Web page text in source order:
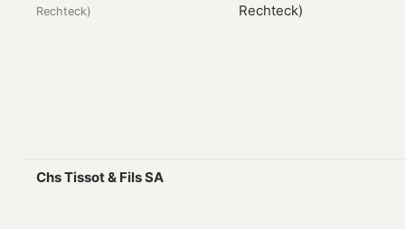
Rechteck)
Chs Tissot & Fils SA